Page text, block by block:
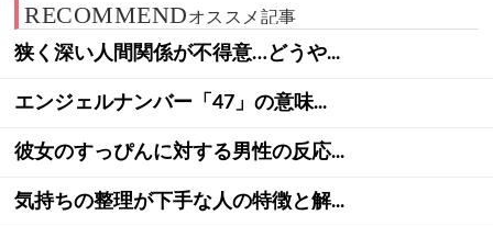
RECOMMENDオススメ記事
狭く深い人間関係が不得意…どうや...
エンジェルナンバー「47」の意味...
彼女のすっぴんに対する男性の反応...
気持ちの整理が下手な人の特徴と解...